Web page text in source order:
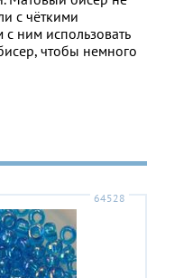
с чёткими
ним использовать
чтобы немного
64528